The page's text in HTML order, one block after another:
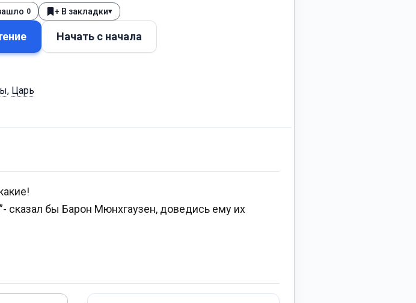
0 + В закладки▾
Начать с начала
, Царь
сказал бы Барон Мюнхгаузен, доведись ему их